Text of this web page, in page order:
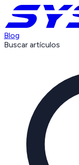
Blog
Buscar artículos